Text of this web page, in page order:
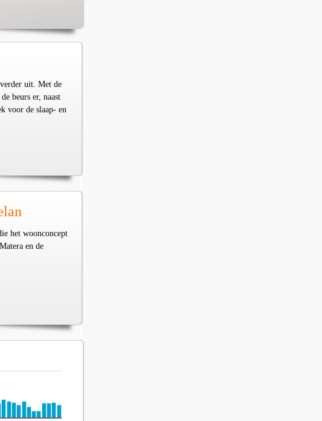
uit. Met de
beurs er, naast
voor de slaap- en
het woonconcept
en de